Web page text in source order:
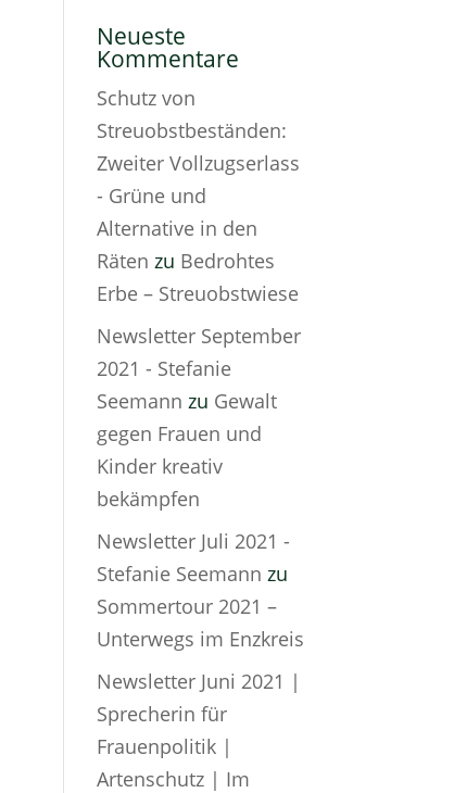
Neueste
Kommentare
Schutz von
Streuobstbeständen:
Zweiter Vollzugserlass
- Grüne und
Alternative in den
Räten zu Bedrohtes
Erbe – Streuobstwiese
Newsletter September
2021 - Stefanie
Seemann zu Gewalt
gegen Frauen und
Kinder kreativ
bekämpfen
Newsletter Juli 2021 -
Stefanie Seemann zu
Sommertour 2021 –
Unterwegs im Enzkreis
Newsletter Juni 2021 |
Sprecherin für
Frauenpolitik |
Artenschutz | Im